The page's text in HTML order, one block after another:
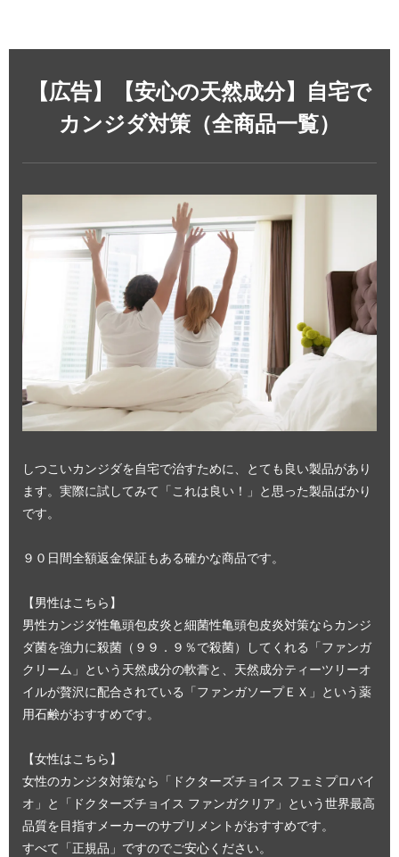
【広告】【安心の天然成分】自宅で
カンジダ対策（全商品一覧）
しつこいカンジダを自宅で治すために、とても良い製品があり
ます。実際に試してみて「これは良い！」と思った製品ばかり
です。
９０日間全額返金保証もある確かな商品です。
【男性はこちら】
男性カンジダ性亀頭包皮炎と細菌性亀頭包皮炎対策ならカンジ
ダ菌を強力に殺菌（９９．９％で殺菌）してくれる「ファンガ
クリーム」という天然成分の軟膏と、天然成分ティーツリーオ
イルが贅沢に配合されている「ファンガソープＥＸ」という薬
用石鹸がおすすめです。
【女性はこちら】
女性のカンジタ対策なら「ドクターズチョイス フェミプロバイ
オ」と「ドクターズチョイス ファンガクリア」という世界最高
品質を目指すメーカーのサプリメントがおすすめです。
すべて「正規品」ですのでご安心ください。